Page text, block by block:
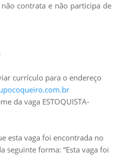
contrata e não participa de
currículo para o endereço
da vaga ESTOQUISTA-
esta vaga foi encontrada no
seguinte forma: “Esta vaga foi